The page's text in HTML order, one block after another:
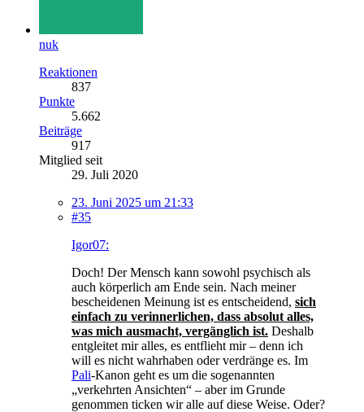
nuk
Reaktionen
837
Punkte
5.662
Beiträge
917
Mitglied seit
29. Juli 2020
23. Juni 2025 um 21:33
#35
Igor07:
Doch! Der Mensch kann sowohl psychisch als
auch körperlich am Ende sein. Nach meiner
bescheidenen Meinung ist es entscheidend, sich
einfach zu verinnerlichen, dass absolut alles,
was mich ausmacht, vergänglich ist. Deshalb
entgleitet mir alles, es entflieht mir – denn ich
will es nicht wahrhaben oder verdränge es. Im
Pali-Kanon geht es um die sogenannten
„verkehrten Ansichten“ – aber im Grunde
genommen ticken wir alle auf diese Weise. Oder?